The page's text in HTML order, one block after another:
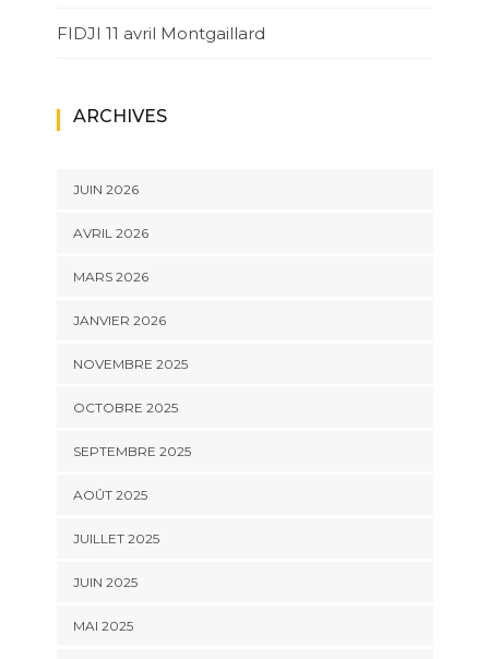
FIDJI 11 avril Montgaillard
ARCHIVES
JUIN 2026
AVRIL 2026
MARS 2026
JANVIER 2026
NOVEMBRE 2025
OCTOBRE 2025
SEPTEMBRE 2025
AOÛT 2025
JUILLET 2025
JUIN 2025
MAI 2025